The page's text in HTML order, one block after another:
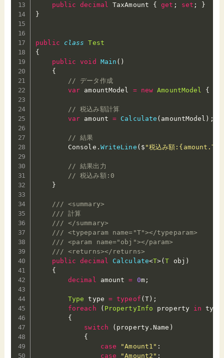
public
decimal TaxAmount { get ; set ;
}
}
public class
Test
{
public
void Main ( )
{
// データ作成
var amountModel = new AmountModel {
// 税込み額計算
var amount = Calculate ( amountModel ) ;
// 結果
        Console
. WriteLine ( $ "税込み額
// 結果出力
// 税込み額:0
}
/// <summary>
/// 計算
/// </summary>
/// <typeparam name="T"></typeparam>
/// <param name="obj"></param>
/// <returns></returns>
public
decimal Calculate<T>(T obj )
{
decimal amount = 0m;
Type type = typeof ( T ) ;
foreach
( PropertyInfo property in type
{
switch
( property.Name )
{
case
"Amount1" :
case
"Amount2" :